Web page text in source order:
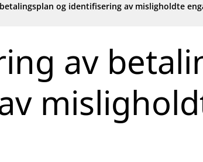
og vedtak
og analysar
analysar
og identifisering av misligholdte
av